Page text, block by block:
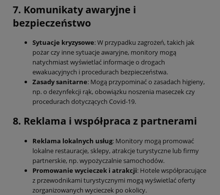
7. Komunikaty awaryjne i
bezpieczeństwo
Sytuacje kryzysowe: W przypadku zagrożeń, takich jak
pożar czy inne sytuacje awaryjne, monitory mogą
natychmiast wyświetlać informacje o drogach
ewakuacyjnych i procedurach bezpieczeństwa.
Zasady sanitarne: Mogą przypominać o zasadach higieny,
np. o dezynfekcji rąk, obowiązku noszenia maseczek czy
procedurach dotyczących Covid-19.
8. Reklama i współpraca z partnerami
Reklama lokalnych usług: Monitory mogą promować
lokalne restauracje, sklepy, atrakcje turystyczne lub firmy
partnerskie, np. wypożyczalnie samochodów.
Promowanie wycieczek i atrakcji: Hotele współpracujące
z przewodnikami turystycznymi mogą wyświetlać oferty
zorganizowanych wycieczek po okolicy.